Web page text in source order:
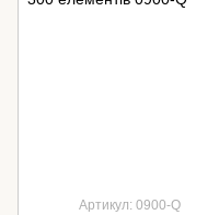
Артикул: 0900-Q